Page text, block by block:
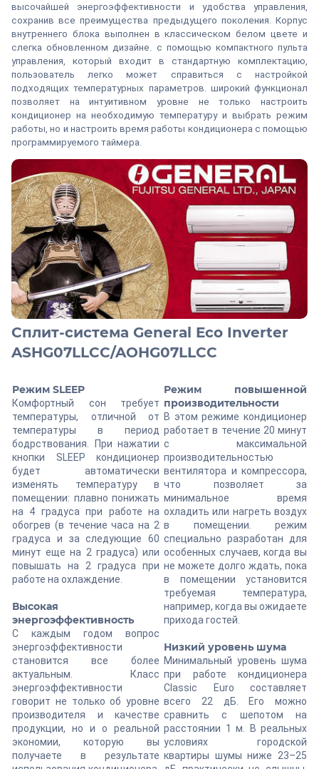
высочайшей энергоэффективности и удобства управления,
сохранив все преимущества предыдущего поколения. Корпус
внутреннего блока выполнен в классическом белом цвете и
слегка обновленном дизайне. с помощью компактного пульта
управления, который входит в стандартную комплектацию,
пользователь легко может справиться с настройкой
подходящих температурных параметров. широкий функционал
позволяет на интуитивном уровне не только настроить
кондиционер на необходимую температуру и выбрать режим
работы, но и настроить время работы кондиционера с помощью
программируемого таймера.
Сплит-система General Eco Inverter
ASHG07LLCC/AOHG07LLCC
Режим SLEEP
Комфортный сон требует
температуры, отличной от
температуры в период
бодрствования. При нажатии
кнопки SLEEP кондиционер
будет автоматически
изменять температуру в
помещении: плавно понижать
на 4 градуса при работе на
обогрев (в течение часа на 2
градуса и за следующие 60
минут еще на 2 градуса) или
повышать на 2 градуса при
работе на охлаждение.
Высокая
энергоэффективность
С каждым годом вопрос
энергоэффективности
становится все более
актуальным. Класс
энергоэффективности
говорит не только об уровне
производителя и качестве
продукции, но и о реальной
экономии, которую вы
получаете в результате
Режим повышенной
производительности
В этом режиме кондиционер
работает в течение 20 минут
с максимальной
производительностью
вентилятора и компрессора,
что позволяет за
минимальное время
охладить или нагреть воздух
в помещении. режим
специально разработан для
особенных случаев, когда вы
не можете долго ждать, пока
в помещении установится
требуемая температура,
например, когда вы ожидаете
прихода гостей.
Низкий уровень шума
Минимальный уровень шума
при работе кондиционера
Classic Euro составляет
всего 22 дБ. Его можно
сравнить с шепотом на
расстоянии 1 м. В реальных
условиях городской
квартиры шумы ниже 23–25